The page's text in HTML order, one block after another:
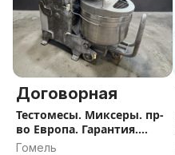
Договорная
Тестомесы. Миксеры. пр-
во Европа. Гарантия.
Доставка.
Гомель